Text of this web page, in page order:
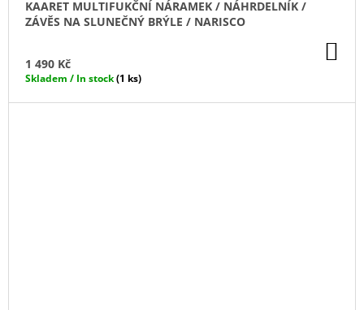
KAARET MULTIFUKČNÍ NÁRAMEK / NÁHRDELNÍK /
ZÁVĚS NA SLUNEČNÝ BRÝLE / NARISCO
1 490 Kč
Skladem / In stock(1 ks)